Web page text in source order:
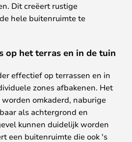
Dit creëert rustige
hele buitenruimte te
op het terras en in de tuin
effectief op terrassen en in
zones afbakenen. Het
omkaderd, naburige
als achtergrond en
kunnen duidelijk worden
een buitenruimte die ook 's